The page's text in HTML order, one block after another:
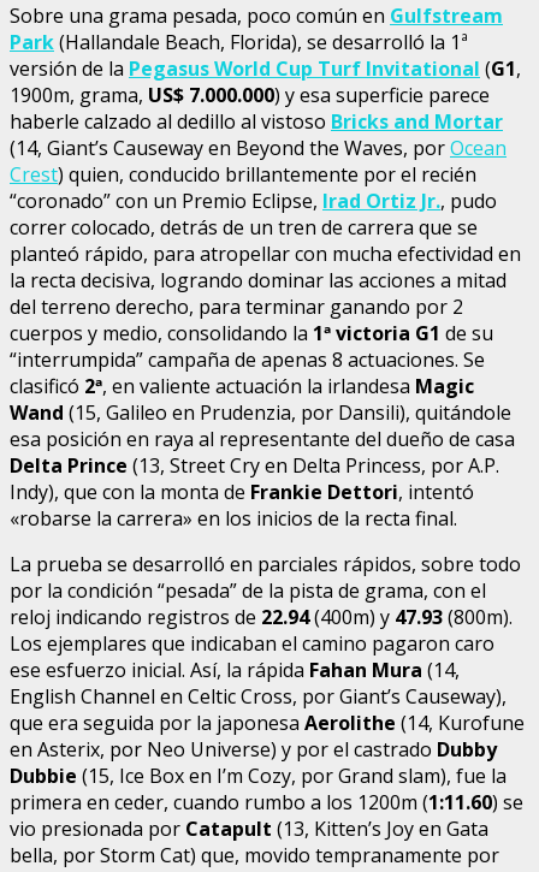
Sobre una grama pesada, poco común en Gulfstream
Park(Hallandale Beach, Florida), se desarrolló la 1ª
versión de la Pegasus World Cup Turf Invitational (G1,
1900m, grama, US$ 7.000.000) y esa superficie parece
haberle calzado al dedillo al vistoso Bricks and Mortar
(14, Giant’s Causeway en Beyond the Waves, porOcean
Crest) quien, conducido brillantemente por el recién
“coronado” con un Premio Eclipse, Irad Ortiz Jr., pudo
correr colocado, detrás de un tren de carrera que se
planteó rápido, para atropellar con mucha efectividad en
la recta decisiva, logrando dominar las acciones a mitad
del terreno derecho, para terminar ganando por 2
cuerpos y medio, consolidando la 1ª victoria G1 de su
“interrumpida” campaña de apenas 8 actuaciones. Se
clasificó 2ª, en valiente actuación la irlandesa Magic
Wand (15, Galileo en Prudenzia, por Dansili), quitándole
esa posición en raya al representante del dueño de casa
Delta Prince (13, Street Cry en Delta Princess, por A.P.
Indy), que con la monta de Frankie Dettori, intentó
«robarse la carrera» en los inicios de la recta final.
La prueba se desarrolló en parciales rápidos, sobre todo
por la condición “pesada” de la pista de grama, con el
reloj indicando registros de 22.94(400m) y 47.93(800m).
Los ejemplares que indicaban el camino pagaron caro
ese esfuerzo inicial. Así, la rápida Fahan Mura (14,
English Channel en Celtic Cross, por Giant’s Causeway),
que era seguida por la japonesa Aerolithe (14, Kurofune
en Asterix, por Neo Universe) y por el castrado Dubby
Dubbie (15, Ice Box en I’m Cozy, por Grand slam), fue la
primera en ceder, cuando rumbo a los 1200m (1:11.60) se
vio presionada por Catapult (13, Kitten’s Joy en Gata
bella, por Storm Cat) que, movido tempranamente por